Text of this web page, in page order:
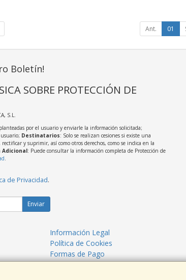
Ant. 01
Boletín!
SOBRE PROTECCIÓN DE
S.L.
por el usuario y enviarle la información solicitada;
Destinatarios: Solo se realizan cesiones si existe una
rectificar y suprimir, así como otros derechos, como se indica en la
Adicional: Puede consultar la información completa de Protección de
.
de Privacidad.
Enviar
Información Legal
Política de Cookies
Formas de Pago